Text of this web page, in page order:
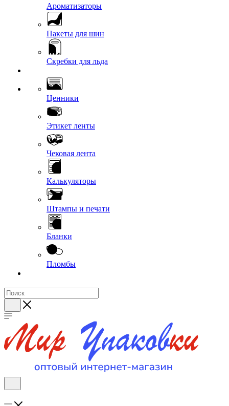
Ароматизаторы
Пакеты для шин
Скребки для льда
Ценники
Этикет ленты
Чековая лента
Калькуляторы
Штампы и печати
Бланки
Пломбы